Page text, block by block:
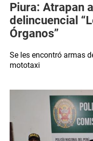
Piura: Atrapan
delincuencial
Órganos”
Se les encontró armas
mototaxi